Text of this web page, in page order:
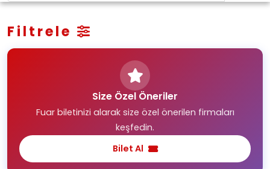
Filtrele
Size Özel Öneriler
Fuar biletinizi alarak size özel önerilen firmaları
keşfedin.
Bilet Al